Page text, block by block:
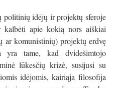
politinių idėjų ir projektų sferoje
kalbėti apie kokią nors aiškiai
ar komunistinių) projektų erdvę
yra tame, kad dvidešimtojo
lūkesčių krizė, susijusi su
idėjomis, kairiąja filosofija